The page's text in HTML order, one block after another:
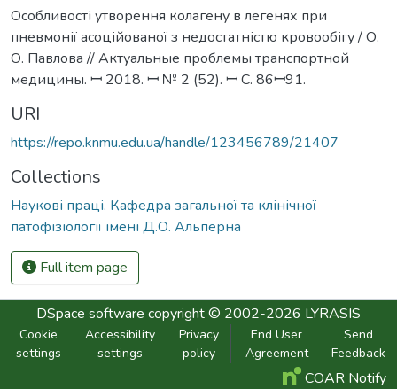
Особливості утворення колагену в легенях при
пневмонії асоційованої з недостатністю кровообігу / О.
О. Павлова // Актуальные проблемы транспортной
медицины. ꟷ 2018. ꟷ № 2 (52). ꟷ С. 86ꟷ91.
URI
https://repo.knmu.edu.ua/handle/123456789/21407
Collections
Наукові праці. Кафедра загальної та клінічної
патофізіології імені Д.О. Альперна
Full item page
DSpace software copyright © 2002-2026 LYRASIS
Cookie
settings
Accessibility
settings
Privacy
policy
End User
Agreement
Send
Feedback
COAR Notify